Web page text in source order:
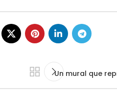
Un mural que